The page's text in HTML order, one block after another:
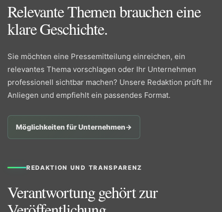
Relevante Themen brauchen eine
klare Geschichte.
Sie möchten eine Pressemitteilung einreichen, ein
relevantes Thema vorschlagen oder Ihr Unternehmen
professionell sichtbar machen? Unsere Redaktion prüft Ihr
Anliegen und empfiehlt ein passendes Format.
Möglichkeiten für Unternehmen→
REDAKTION UND TRANSPARENZ
Verantwortung gehört zur